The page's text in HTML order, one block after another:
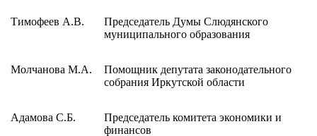
Тимофеев А.В.
Председатель Думы Слюдянского
муниципального образования
Молчанова М.А.
Помощник депутата законодательного
собрания Иркутской области
Адамова С.Б.
Председатель комитета экономики и
финансов